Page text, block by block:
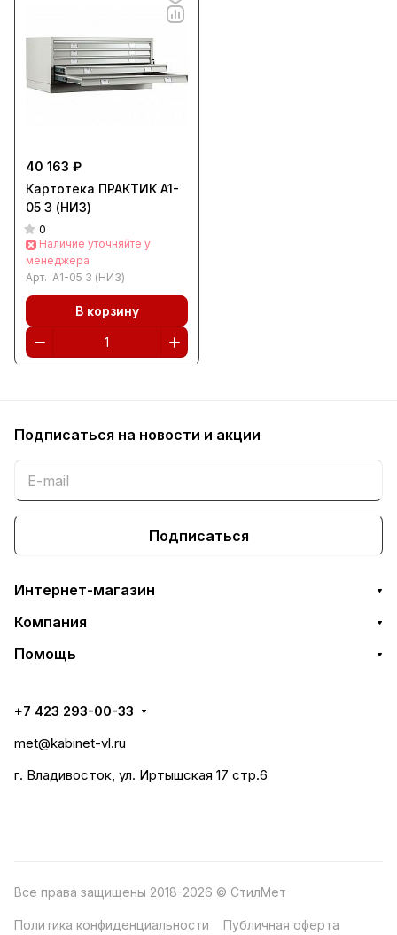
40 163 ₽
Картотека ПРАКТИК A1-
05 3 (НИЗ)
0
Наличие уточняйте у
менеджера
Арт. A1-05 3 (НИЗ)
В корзину
Подписаться на новости и акции
Подписаться
Интернет-магазин
Компания
Помощь
+7 423 293-00-33
met@kabinet-vl.ru
г. Владивосток, ул. Иртышская 17 стр.6
Все права защищены 2018-2026 © СтилМет
Политика конфиденциальности Публичная оферта